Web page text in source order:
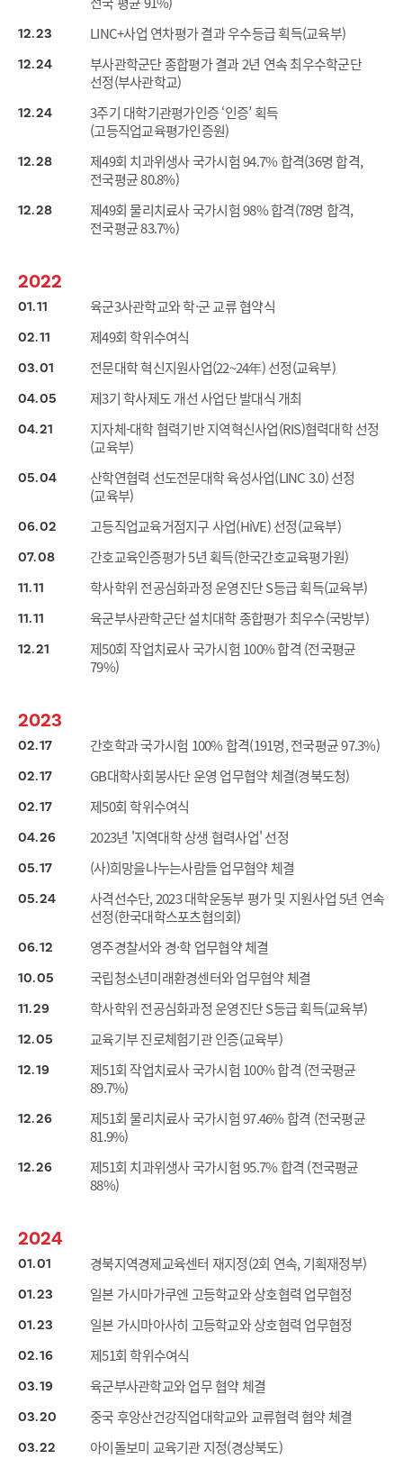
12 23 LINC+사업 연차평가 결과 우수등급 획득(교육부)
12 24
부사관학군단 종합평가 결과 2년 연속 최우수학군단
선정(부사관학교)
12 24
3주기 대학기관평가인증 ‘인증’ 획득
(고등직업교육평가인증원)
12 28
제49회 치과위생사 국가시험 94.7% 합격(36명 합격,
전국평균 80.8%)
12 28
제49회 물리치료사 국가시험 98% 합격(78명 합격,
전국평균 83.7%)
2022
01 11 육군3사관학교와 학·군 교류 협약식
02 11 제49회 학위수여식
03 01 전문대학 혁신지원사업(22~24年) 선정(교육부)
04 05 제3기 학사제도 개선 사업단 발대식 개최
04 21
지자체-대학 협력기반 지역혁신사업(RIS)협력대학 선정
(교육부)
05 04
산학연협력 선도전문대학 육성사업(LINC 3.0) 선정
(교육부)
06 02 고등직업교육거점지구 사업(HiVE) 선정(교육부)
07 08 간호교육인증평가 5년 획득(한국간호교육평가원)
11 11 학사학위 전공심화과정 운영진단 S등급 획득(교육부)
11 11 육군부사관학군단 설치대학 종합평가 최우수(국방부)
12 21
제50회 작업치료사 국가시험 100% 합격 (전국평균
79%)
2023
02 17 간호학과 국가시험 100% 합격(191명, 전국평균 97.3%)
02 17 GB대학사회봉사단 운영 업무협약 체결(경북도청)
02 17 제50회 학위수여식
04 26 2023년 '지역대학 상생 협력사업' 선정
05 17 (사)희망을나누는사람들 업무협약 체결
05 24
사격선수단, 2023 대학운동부 평가 및 지원사업 5년 연속
선정(한국대학스포츠협의회)
06 12 영주경찰서와 경·학 업무협약 체결
10 05 국립청소년미래환경센터와 업무협약 체결
11 29 학사학위 전공심화과정 운영진단 S등급 획득(교육부)
12 05 교육기부 진로체험기관 인증(교육부)
12 19
제51회 작업치료사 국가시험 100% 합격 (전국평균
89.7%)
12 26
제51회 물리치료사 국가시험 97.46% 합격 (전국평균
81.9%)
12 26
제51회 치과위생사 국가시험 95.7% 합격 (전국평균
88%)
2024
01 01 경북지역경제교육센터 재지정(2회 연속, 기획재정부)
01 23 일본 가시마가쿠엔 고등학교와 상호협력 업무협정
01 23 일본 가시마아사히 고등학교와 상호협력 업무협정
02 16 제51회 학위수여식
03 19 육군부사관학교와 업무 협약 체결
03 20 중국 후앙산건강직업대학교와 교류협력 협약 체결
03 22 아이돌보미 교육기관 지정(경상북도)